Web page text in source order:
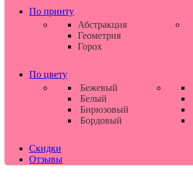
По принту
Абстракция
Геометрия
Горох
По цвету
Бежевый
Белый
Бирюзовый
Бордовый
Скидки
Отзывы